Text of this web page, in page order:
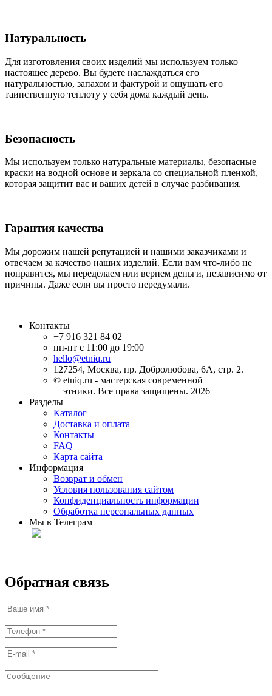
Натуральность
Для изготовления своих изделий мы используем только
настоящее дерево. Вы будете наслаждаться его
натуральностью, запахом и фактурой и ощущать его
таинственную теплоту у себя дома каждый день.
Безопасность
Мы используем только натуральные материалы, безопасные
краски на водной основе и зеркала со специальной пленкой,
которая защитит вас и ваших детей в случае разбивания.
Гарантия качества
Мы дорожим нашей репутацией и нашими заказчиками и
отвечаем за качество наших изделий. Если вам что-либо не
понравится, мы переделаем или вернем деньги, независимо от
причины. Даже если вы просто передумали.
Контакты
+7 916 321 84 02
пн-пт с 11:00 до 19:00
hello@etniq.ru
127254, Москва, пр. Добролюбова, 6А, стр. 2.
© etniq.ru - мастерская современной
этники. Все права защищены. 2026
Разделы
Каталог
Доставка и оплата
Контакты
FAQ
Карта сайта
Информация
Возврат и обмен
Условия пользования сайтом
Конфиденциальность информации
Обработка персональных данных
Мы в Телеграм
Обратная связь